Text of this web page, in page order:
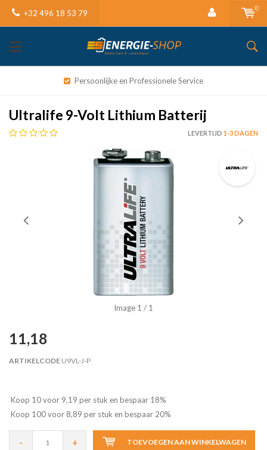
+32 496 18 53 79
0
Persoonlijke en Professionele Service
Ultralife 9-Volt Lithium Batterij
LEVERTIJD 1-3 DAGEN
Image 1 / 1
11,18
ARTIKELCODE U9VL-J-P
Koop 10 voor 9,19 per stuk en bespaar 18%
Koop 100 voor 8,89 per stuk en bespaar 20%
- + TOEVOEGEN AAN WINKELWAGEN